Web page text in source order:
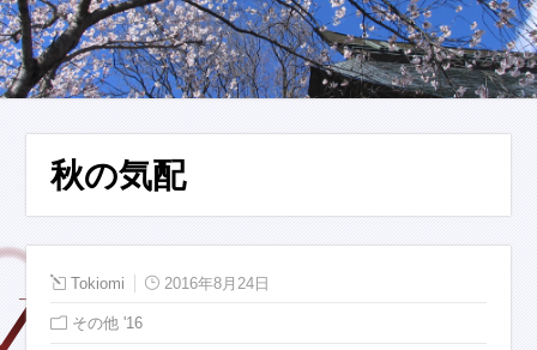
秋の気配
Tokiomi 2016年8月24日
その他 '16